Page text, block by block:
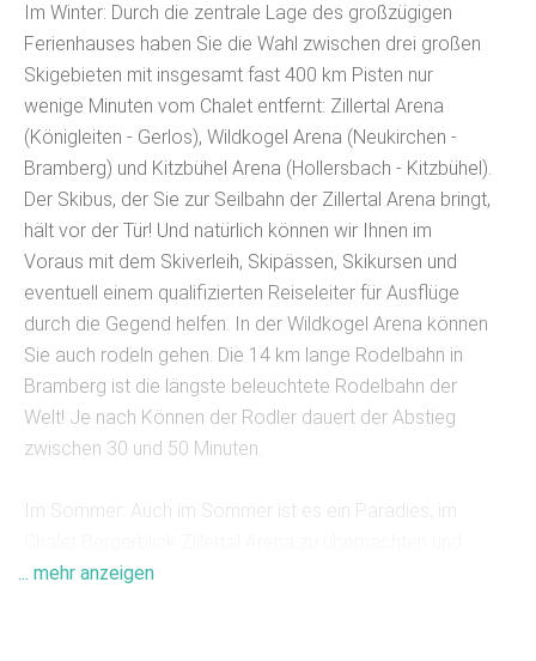
Im Winter: Durch die zentrale Lage des großzügigen
Ferienhauses haben Sie die Wahl zwischen drei großen
Skigebieten mit insgesamt fast 400 km Pisten nur
wenige Minuten vom Chalet entfernt: Zillertal Arena
(Königleiten - Gerlos), Wildkogel Arena (Neukirchen -
Bramberg) und Kitzbühel Arena (Hollersbach - Kitzbühel).
Der Skibus, der Sie zur Seilbahn der Zillertal Arena bringt,
hält vor der Tür! Und natürlich können wir Ihnen im
Voraus mit dem Skiverleih, Skipässen, Skikursen und
eventuell einem qualifizierten Reiseleiter für Ausflüge
durch die Gegend helfen. In der Wildkogel Arena können
Sie auch rodeln gehen. Die 14 km lange Rodelbahn in
Bramberg ist die längste beleuchtete Rodelbahn der
Welt! Je nach Können der Rodler dauert der Abstieg
zwischen 30 und 50 Minuten.
Im Sommer: Auch im Sommer ist es ein Paradies, im
Aktivitäten zu unternehmen. Das Chalet liegt inmitten des
... mehr anzeigen